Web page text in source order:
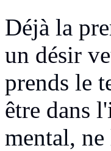
Déjà la
un désir
prends le
être dans
mental, ne